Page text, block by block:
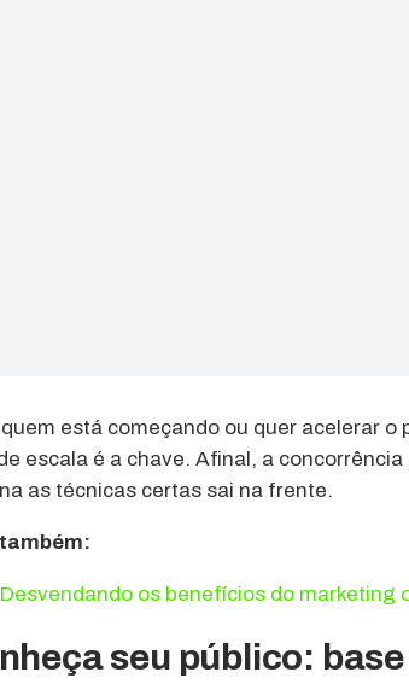
está começando ou quer acelerar
escala é a chave. Afinal, a
as técnicas certas sai na frente.
Desvendando os benefícios do marketing
seu público: